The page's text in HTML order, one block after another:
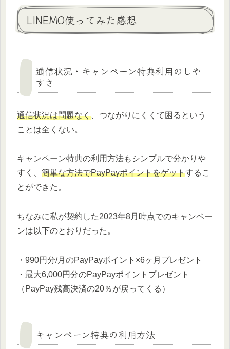
LINEMO使ってみた感想
通信状況・キャンペーン特典利用のしや
すさ
通信状況は問題なく 、つながりにくくて困るという
ことは全くない。
キャンペーン特典の利用方法もシンプルで分かりや
すく、 簡単な方法でPayPayポイントをゲットするこ
とができた。
ちなみに私が契約した2023年8月時点でのキャンペー
ンは以下のとおりだった。
・990円分/月のPayPayポイント×6ヶ月プレゼント
・最大6,000円分のPayPayポイントプレゼント
（PayPay残高決済の20％が戻ってくる）
キャンペーン特典の利用方法